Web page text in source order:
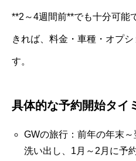
**2～4週間前**でも十分可能
きれば、料金・車種・オプ
す。
具体的な予約開始タイ
GWの旅行：前年の年末
洗い出し、1月～2月に予